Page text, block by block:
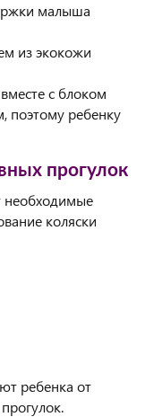
малыша
из экокожи
с блоком
поэтому ребенку
прогулок
необходимые
коляски
ребенка от